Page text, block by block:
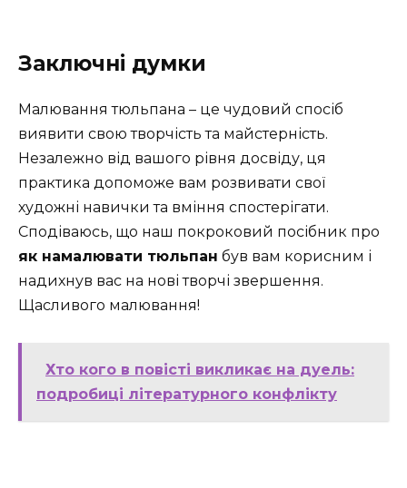
Заключні думки
Малювання тюльпана – це чудовий спосіб
виявити свою творчість та майстерність.
Незалежно від вашого рівня досвіду, ця
практика допоможе вам розвивати свої
художні навички та вміння спостерігати.
Сподіваюсь, що наш покроковий посібник про
як намалювати тюльпан був вам корисним і
надихнув вас на нові творчі звершення.
Щасливого малювання!
Хто кого в повісті викликає на дуель:
подробиці літературного конфлікту